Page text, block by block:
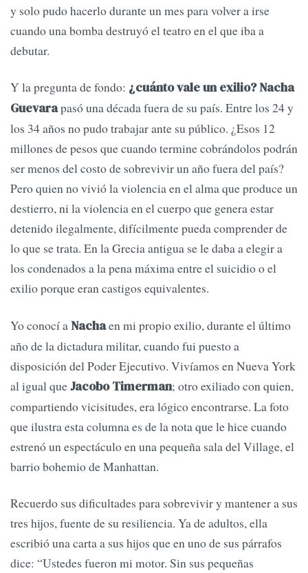
y solo pudo hacerlo durante un mes para volver a irse
cuando una bomba destruyó el teatro en el que iba a
debutar.
Y la pregunta de fondo: ¿cuánto vale un exilio? Nacha
Guevarapasó una década fuera de su país. Entre los 24 y
los 34 años no pudo trabajar ante su público. ¿Esos 12
millones de pesos que cuando termine cobrándolos podrán
ser menos del costo de sobrevivir un año fuera del país?
Pero quien no vivió la violencia en el alma que produce un
destierro, ni la violencia en el cuerpo que genera estar
detenido ilegalmente, difícilmente pueda comprender de
lo que se trata. En la Grecia antigua se le daba a elegir a
los condenados a la pena máxima entre el suicidio o el
exilio porque eran castigos equivalentes.
Yo conocí aNachaen mi propio exilio, durante el último
año de la dictadura militar, cuando fui puesto a
disposición del Poder Ejecutivo. Vivíamos en Nueva York
al igual queJacobo Timerman; otro exiliado con quien,
compartiendo vicisitudes, era lógico encontrarse. La foto
que ilustra esta columna es de la nota que le hice cuando
estrenó un espectáculo en una pequeña sala del Village, el
barrio bohemio de Manhattan.
Recuerdo sus dificultades para sobrevivir y mantener a sus
tres hijos, fuente de su resiliencia. Ya de adultos, ella
escribió una carta a sus hijos que en uno de sus párrafos
dice: “Ustedes fueron mi motor. Sin sus pequeñas